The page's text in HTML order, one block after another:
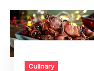
Culinary